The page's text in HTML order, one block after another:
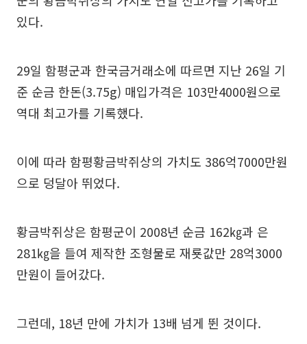
있다.
29일 함평군과 한국금거래소에 따르면 지난 26일 기
준 순금 한돈(3.75g) 매입가격은 103만4000원으로
역대 최고가를 기록했다.
이에 따라 함평황금박쥐상의 가치도 386억7000만원
으로 덩달아 뛰었다.
황금박쥐상은 함평군이 2008년 순금 162㎏과 은
281㎏을 들여 제작한 조형물로 재룟값만 28억3000
만원이 들어갔다.
그런데, 18년 만에 가치가 13배 넘게 뛴 것이다.